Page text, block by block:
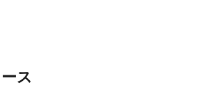
ス​​